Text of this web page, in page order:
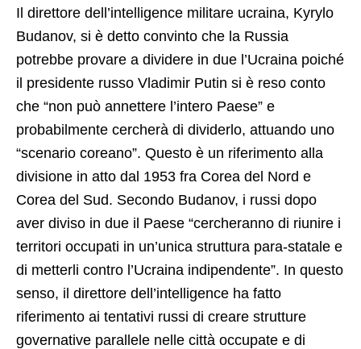
Il direttore dell’intelligence militare ucraina, Kyrylo
Budanov, si è detto convinto che la Russia
potrebbe provare a dividere in due l’Ucraina poiché
il presidente russo Vladimir Putin si è reso conto
che “non può annettere l’intero Paese” e
probabilmente cercherà di dividerlo, attuando uno
“scenario coreano”. Questo è un riferimento alla
divisione in atto dal 1953 fra Corea del Nord e
Corea del Sud. Secondo Budanov, i russi dopo
aver diviso in due il Paese “cercheranno di riunire i
territori occupati in un’unica struttura para-statale e
di metterli contro l’Ucraina indipendente”. In questo
senso, il direttore dell’intelligence ha fatto
riferimento ai tentativi russi di creare strutture
governative parallele nelle città occupate e di